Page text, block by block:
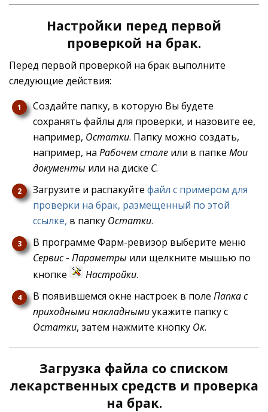
Настройки перед первой
проверкой на брак.
Перед первой проверкой на брак выполните
следующие действия:
Создайте папку, в которую Вы будете
сохранять файлы для проверки, и назовите ее,
например, Остатки. Папку можно создать,
например, на Рабочем столе или в папке Мои
документы или на диске С.
Загрузите и распакуйте файл с примером для
проверки на брак, размещенный по этой
ссылке, в папку Остатки.
В программе Фарм-ревизор выберите меню
Сервис- Параметры или щелкните мышью по
кнопке
Настройки.
В появившемся окне настроек в поле Папка с
приходными накладнымиукажите папку с
Остатки, затем нажмите кнопку Ок.
Загрузка файла со списком
лекарственных средств и проверка
на брак.